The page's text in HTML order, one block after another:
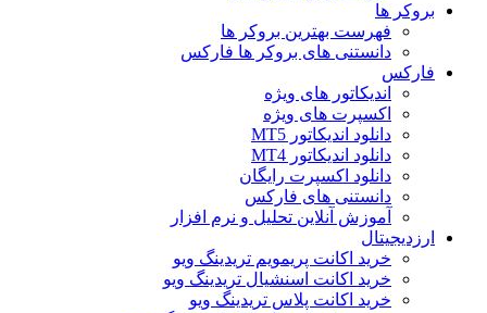
بروکر ها
فهرست بهترین بروکر ها
دانستنی های بروکر ها فارکس
فارکس
اندیکاتور های ویژه
اکسپرت های ویژه
دانلود اندیکاتور MT5
دانلود اندیکاتور MT4
دانلود اکسپرت رایگان
دانستنی های فارکس
آموزش آنلاین تحلیل و نرم افزار
ارزدیجیتال
خرید اکانت پریمویم تریدینگ ویو
خرید اکانت اسنشیال تریدینگ ویو
خرید اکانت پلاس تریدینگ ویو